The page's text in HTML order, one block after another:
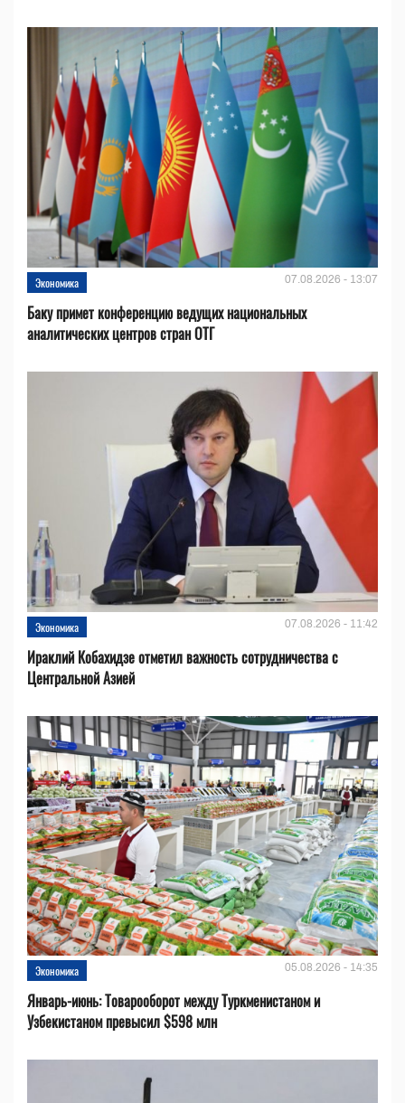
Экономика 07.08.2026 - 13:07
Баку примет конференцию ведущих национальных
аналитических центров стран ОТГ
Экономика 07.08.2026 - 11:42
Ираклий Кобахидзе отметил важность сотрудничества с
Центральной Азией
Экономика 05.08.2026 - 14:35
Январь-июнь: Товарооборот между Туркменистаном и
Узбекистаном превысил $598 млн